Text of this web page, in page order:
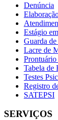
Denúncia
Estágio
Guarda
Lacre de
Tabela de
Testes
Registro
SATEPSI
SERVIÇOS